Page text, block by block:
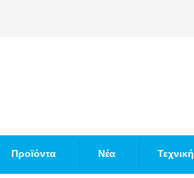
Προϊόντα Νέα